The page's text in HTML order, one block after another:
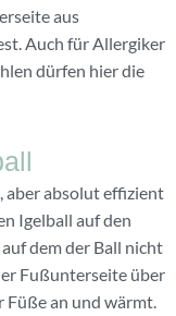
aus
Auch für Allergiker
dürfen hier die
aber absolut effizient
Igelball auf den
dem der Ball nicht
Fußunterseite über
an und wärmt.